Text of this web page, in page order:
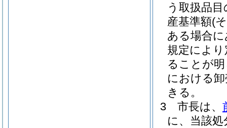
う取扱品
産基準額(
ある場合
規定によ
ることが
における
きる。
3
市長は、
に、当該